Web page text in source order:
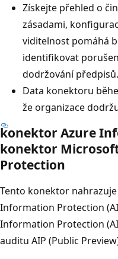
Získejte přehled o
zásadami,
viditelnost pomáhá
identifikovat
dodržování předpisů.
Data konektoru
že organizace
konektor Azure
konektor
Protection
Tento konektor
Information Protection
Information Protection
auditu AIP (Public